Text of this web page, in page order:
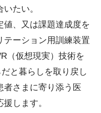
たい。
値、又は課題達成度を
テーション用訓練装置
（仮想現実）技術を
と暮らしを取り戻し
者さまに寄り添う医
します。